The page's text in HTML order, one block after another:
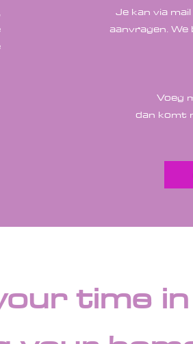
Je kan via
aanvragen.
Voeg
dan komt
time in